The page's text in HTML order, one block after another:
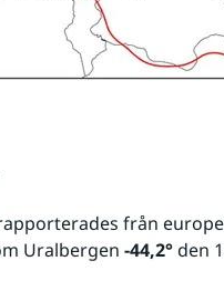
från
Uralbergen -44,2° den